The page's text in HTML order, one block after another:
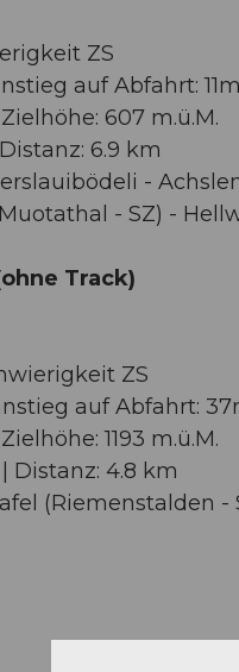
ZS
auf Abfahrt: 11m
607 m.ü.M.
6.9 km
-
- SZ) -
Track)
ZS
auf Abfahrt:
1193 m.ü.M.
Distanz: 4.8 km
(Riemenstalden